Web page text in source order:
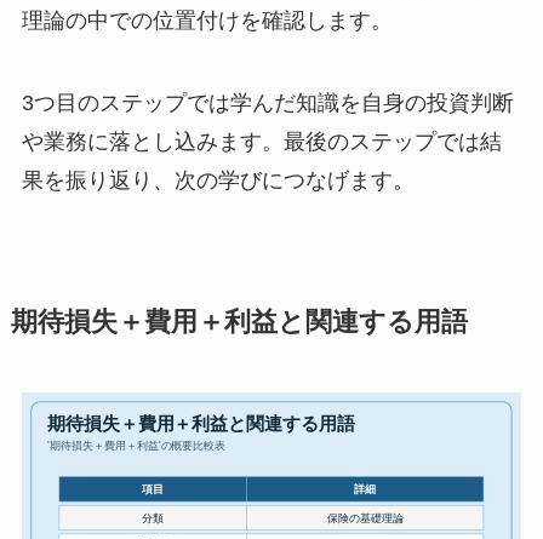
理論の中での位置付けを確認します。
3つ目のステップでは学んだ知識を自身の投資判断
や業務に落とし込みます。最後のステップでは結
果を振り返り、次の学びにつなげます。
期待損失＋費用＋利益と関連する用語